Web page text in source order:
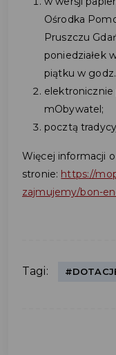
Ośrodka
Pruszczu
poniedziałek
piątku w godz.
mObywatel;
pocztą
Więcej informacji
stronie: https://
zajmujemy/bon-
Tagi: